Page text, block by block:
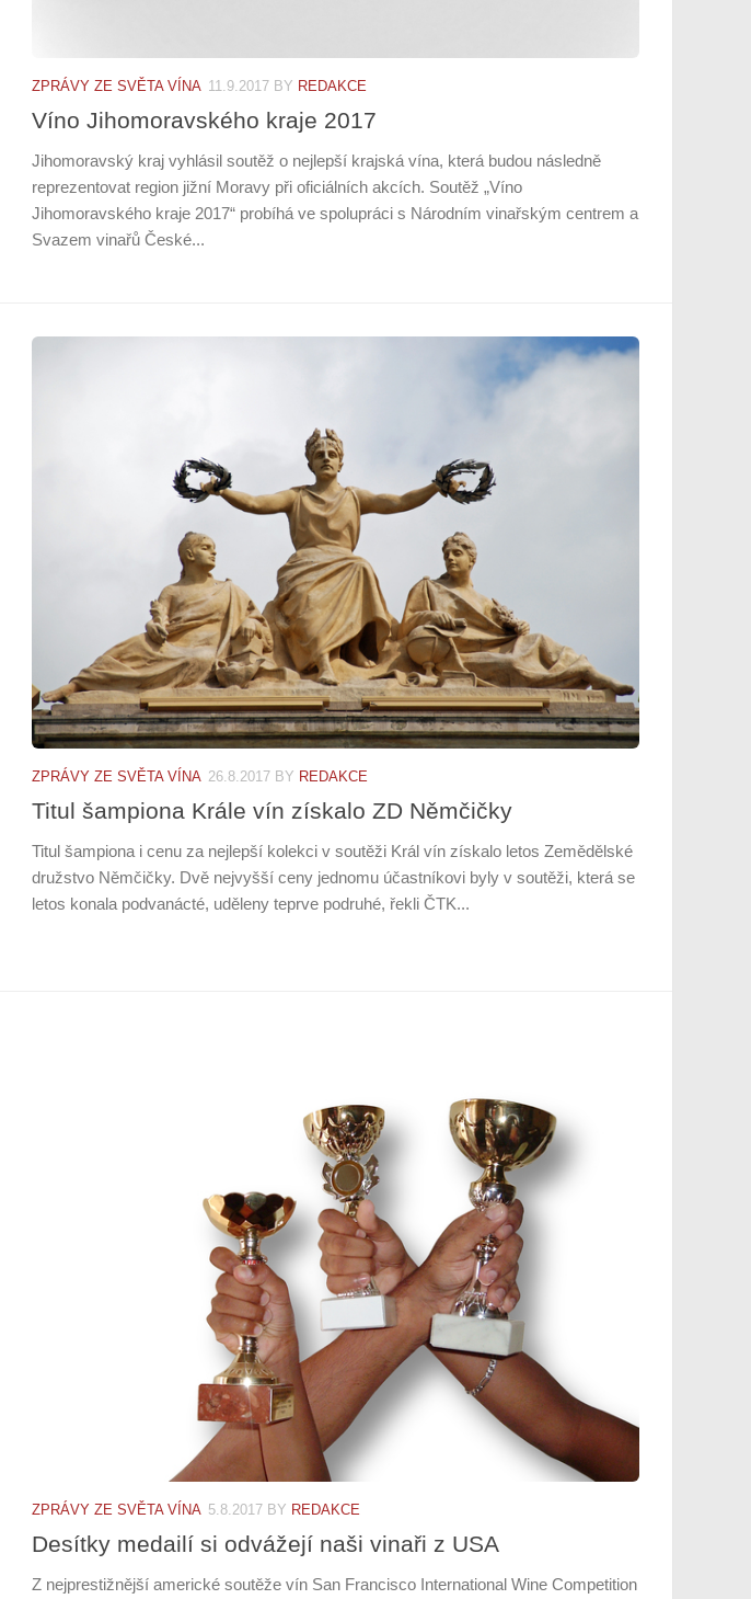
ZPRÁVY ZE SVĚTA VÍNA 11.9.2017 BY REDAKCE
Víno Jihomoravského kraje 2017
Jihomoravský kraj vyhlásil soutěž o nejlepší krajská vína, která budou následně
reprezentovat region jižní Moravy při oficiálních akcích. Soutěž „Víno
Jihomoravského kraje 2017“ probíhá ve spolupráci s Národním vinařským centrem a
Svazem vinařů České...
ZPRÁVY ZE SVĚTA VÍNA 26.8.2017 BY REDAKCE
Titul šampiona Krále vín získalo ZD Němčičky
Titul šampiona i cenu za nejlepší kolekci v soutěži Král vín získalo letos Zemědělské
družstvo Němčičky. Dvě nejvyšší ceny jednomu účastníkovi byly v soutěži, která se
letos konala podvanácté, uděleny teprve podruhé, řekli ČTK...
ZPRÁVY ZE SVĚTA VÍNA 5.8.2017 BY REDAKCE
Desítky medailí si odvážejí naši vinaři z USA
Z nejprestižnější americké soutěže vín San Francisco International Wine Competition